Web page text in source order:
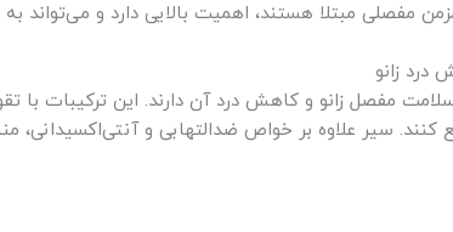
مفصلی مبتلا هستند، اهمیت بالایی دارد و می‌تواند
زانو
مفصل زانو و کاهش درد آن دارند. این ترکیبات با
کنند. سیر علاوه بر خواص ضدالتهابی و